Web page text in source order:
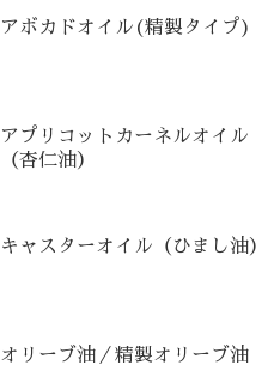
アボカドオイル(精製タイプ)
アプリコットカーネルオイル
（杏仁油）
キャスターオイル（ひまし油）
オリーブ油／精製オリーブ油